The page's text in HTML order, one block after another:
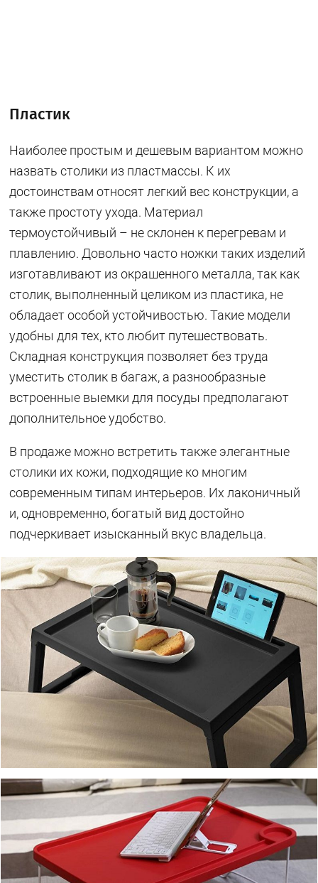
Пластик
Наиболее простым и дешевым вариантом можно
назвать столики из пластмассы. К их
достоинствам относят легкий вес конструкции, а
также простоту ухода. Материал
термоустойчивый – не склонен к перегревам и
плавлению. Довольно часто ножки таких изделий
изготавливают из окрашенного металла, так как
столик, выполненный целиком из пластика, не
обладает особой устойчивостью. Такие модели
удобны для тех, кто любит путешествовать.
Складная конструкция позволяет без труда
уместить столик в багаж, а разнообразные
встроенные выемки для посуды предполагают
дополнительное удобство.
В продаже можно встретить также элегантные
столики их кожи, подходящие ко многим
современным типам интерьеров. Их лаконичный
и, одновременно, богатый вид достойно
подчеркивает изысканный вкус владельца.